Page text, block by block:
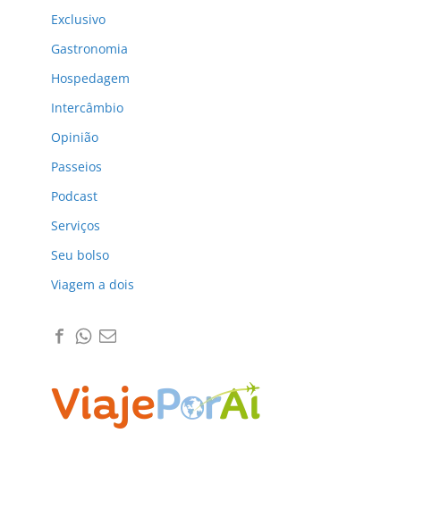
Exclusivo
Gastronomia
Hospedagem
Intercâmbio
Opinião
Passeios
Podcast
Serviços
Seu bolso
Viagem a dois